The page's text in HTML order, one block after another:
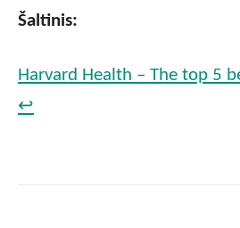
Šaltinis:
Harvard Health – The top 5
↩